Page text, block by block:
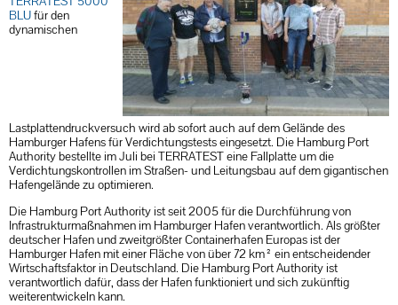
BLUfür den
dynamischen
Lastplattendruckversuch wird ab sofort auch auf dem Gelände des
Hamburger Hafens für Verdichtungstests eingesetzt. Die Hamburg Port
Authority bestellte im Juli bei TERRATEST eine Fallplatte um die
Verdichtungskontrollen im Straßen- und Leitungsbau auf dem gigantischen
Hafengelände zu optimieren.
Die Hamburg Port Authority ist seit 2005 für die Durchführung von
Infrastrukturmaßnahmen im Hamburger Hafen verantwortlich. Als größter
deutscher Hafen und zweitgrößter Containerhafen Europas ist der
Hamburger Hafen mit einer Fläche von über 72 km² ein entscheidender
Wirtschaftsfaktor in Deutschland. Die Hamburg Port Authority ist
verantwortlich dafür, dass der Hafen funktioniert und sich zukünftig
weiterentwickeln kann.